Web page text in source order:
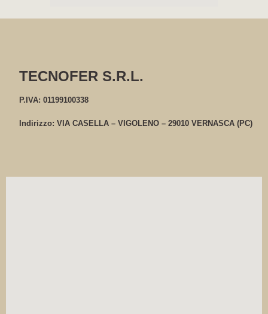
TECNOFER S.R.L.
P.IVA: 01199100338
Indirizzo: VIA CASELLA – VIGOLENO – 29010 VERNASCA (PC)